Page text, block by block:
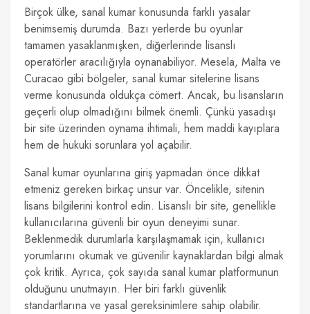
Birçok ülke, sanal kumar konusunda farklı yasalar
benimsemiş durumda. Bazı yerlerde bu oyunlar
tamamen yasaklanmışken, diğerlerinde lisanslı
operatörler aracılığıyla oynanabiliyor. Mesela, Malta ve
Curacao gibi bölgeler, sanal kumar sitelerine lisans
verme konusunda oldukça cömert. Ancak, bu lisansların
geçerli olup olmadığını bilmek önemli. Çünkü yasadışı
bir site üzerinden oynama ihtimali, hem maddi kayıplara
hem de hukuki sorunlara yol açabilir.
Sanal kumar oyunlarına giriş yapmadan önce dikkat
etmeniz gereken birkaç unsur var. Öncelikle, sitenin
lisans bilgilerini kontrol edin. Lisanslı bir site, genellikle
kullanıcılarına güvenli bir oyun deneyimi sunar.
Beklenmedik durumlarla karşılaşmamak için, kullanıcı
yorumlarını okumak ve güvenilir kaynaklardan bilgi almak
çok kritik. Ayrıca, çok sayıda sanal kumar platformunun
olduğunu unutmayın. Her biri farklı güvenlik
standartlarına ve yasal gereksinimlere sahip olabilir.